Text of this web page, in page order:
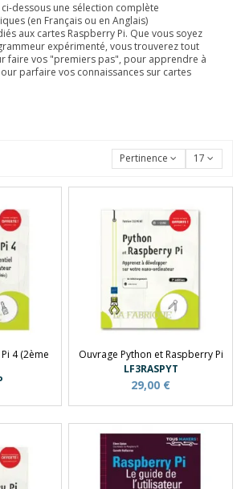
dessous une sélection complète
(en Français ou en Anglais)
aux cartes Raspberry Pi. Que vous soyez
expérimenté, vous trouverez tout
faire vos "premiers pas", pour apprendre à
parfaire vos connaissances sur cartes
Pertinence 17
4 (2ème
Ouvrage Python et Raspberry Pi
LF3RASPYT
29,00 €